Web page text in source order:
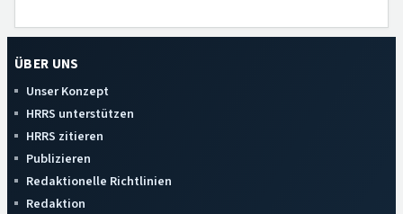
ÜBER UNS
Unser Konzept
HRRS unterstützen
HRRS zitieren
Publizieren
Redaktionelle Richtlinien
Redaktion